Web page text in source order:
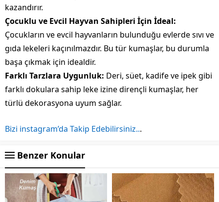
kazandırır.
Çocuklu ve Evcil Hayvan Sahipleri İçin İdeal:
Çocukların ve evcil hayvanların bulunduğu evlerde sıvı ve
gıda lekeleri kaçınılmazdır. Bu tür kumaşlar, bu durumla
başa çıkmak için idealdir.
Farklı Tarzlara Uygunluk: Deri, süet, kadife ve ipek gibi
farklı dokulara sahip leke izine dirençli kumaşlar, her
türlü dekorasyona uyum sağlar.
Bizi instagram’da Takip Edebilirsiniz...
Benzer Konular